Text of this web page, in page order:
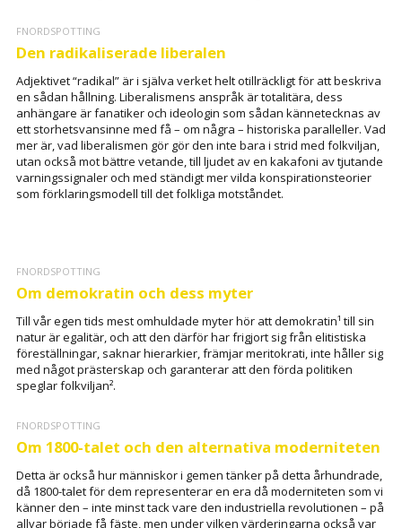
FNORDSPOTTING
Den radikaliserade liberalen
Adjektivet “radikal” är i själva verket helt otillräckligt för att beskriva
en sådan hållning. Liberalismens anspråk är totalitära, dess
anhängare är fanatiker och ideologin som sådan kännetecknas av
ett storhetsvansinne med få – om några – historiska paralleller. Vad
mer är, vad liberalismen gör gör den inte bara i strid med folkviljan,
utan också mot bättre vetande, till ljudet av en kakafoni av tjutande
varningssignaler och med ständigt mer vilda konspirationsteorier
som förklaringsmodell till det folkliga motståndet.
FNORDSPOTTING
Om demokratin och dess myter
Till vår egen tids mest omhuldade myter hör att demokratin¹ till sin
natur är egalitär, och att den därför har frigjort sig från elitistiska
föreställningar, saknar hierarkier, främjar meritokrati, inte håller sig
med något prästerskap och garanterar att den förda politiken
speglar folkviljan².
FNORDSPOTTING
Om 1800-talet och den alternativa moderniteten
Detta är också hur människor i gemen tänker på detta århundrade,
då 1800-talet för dem representerar en era då moderniteten som vi
känner den – inte minst tack vare den industriella revolutionen – på
allvar började få fäste, men under vilken värderingarna också var